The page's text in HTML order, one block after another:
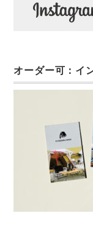
オーダー可：イ